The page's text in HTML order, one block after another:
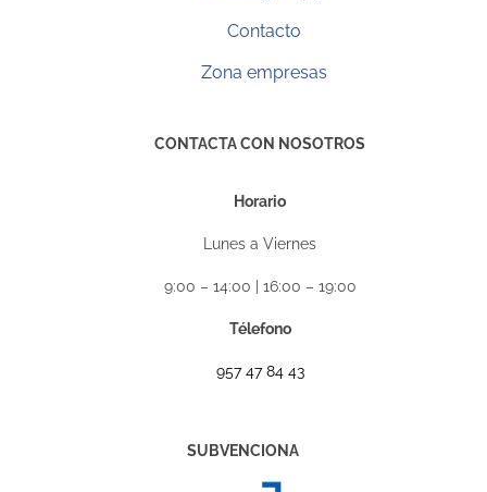
Contacto
Zona empresas
CONTACTA CON NOSOTROS
Horario
Lunes a Viernes
9:00 – 14:00 | 16:00 – 19:00
Télefono
957 47 84 43
SUBVENCIONA